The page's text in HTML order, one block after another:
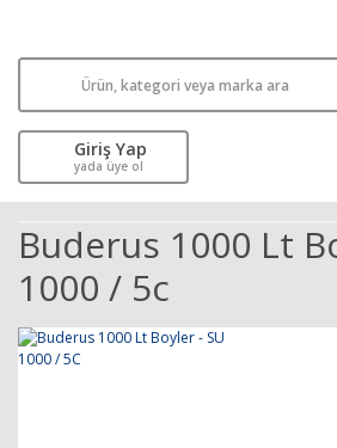
Giriş Yap
yada üye ol
Buderus 1000 Lt
1000 / 5c